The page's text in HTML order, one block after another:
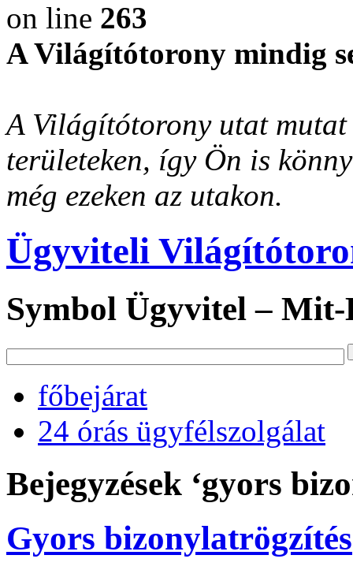
on line 263
A Világítótorony mindig
A Világítótorony utat
területeken, így Ön is
még ezeken az utakon.
Ügyviteli
Symbol Ügyvitel – Mit-
főbejárat
24 órás ügyfélszolgálat
Bejegyzések ‘gyors
Gyors bizonylatrögzítés